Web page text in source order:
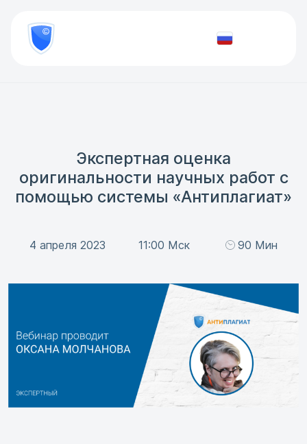
800
777-
81-Проверить
Экспертная оценка
оригинальности научных работ с
помощью системы «Антиплагиат»
4 апреля 2023 11:00 Мск 90 Мин